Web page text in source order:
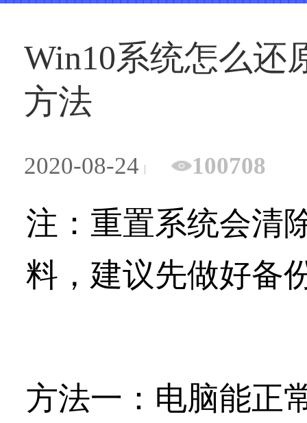
Win10系统怎么还
方法
2020-08-24 100708
注：重置系统会清
料，建议先做好备
方法一： 电脑能正